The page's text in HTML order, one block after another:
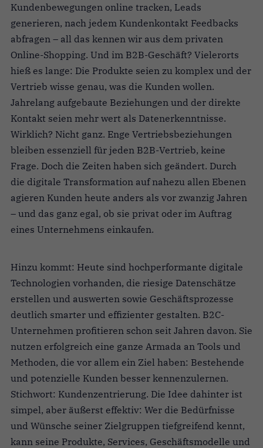
Kundenbewegungen online tracken, Leads
generieren, nach jedem Kundenkontakt Feedbacks
abfragen – all das kennen wir aus dem privaten
Online-Shopping. Und im B2B-Geschäft? Vielerorts
hieß es lange: Die Produkte seien zu komplex und der
Vertrieb wisse genau, was die Kunden wollen.
Jahrelang aufgebaute Beziehungen und der direkte
Kontakt seien mehr wert als Datenerkenntnisse.
Wirklich? Nicht ganz. Enge Vertriebsbeziehungen
bleiben essenziell für jeden B2B-Vertrieb, keine
Frage. Doch die Zeiten haben sich geändert. Durch
die digitale Transformation auf nahezu allen Ebenen
agieren Kunden heute anders als vor zwanzig Jahren
– und das ganz egal, ob sie privat oder im Auftrag
eines Unternehmens einkaufen.
Hinzu kommt: Heute sind hochperformante digitale
Technologien vorhanden, die riesige Datenschätze
erstellen und auswerten sowie Geschäftsprozesse
deutlich smarter und effizienter gestalten. B2C-
Unternehmen profitieren schon seit Jahren davon. Sie
nutzen erfolgreich eine ganze Armada an Tools und
Methoden, die vor allem ein Ziel haben: Bestehende
und potenzielle Kunden besser kennenzulernen.
Stichwort: Kundenzentrierung. Die Idee dahinter ist
simpel, aber äußerst effektiv: Wer die Bedürfnisse
und Wünsche seiner Zielgruppen tiefgreifend kennt,
kann seine Produkte, Services, Geschäftsmodelle und